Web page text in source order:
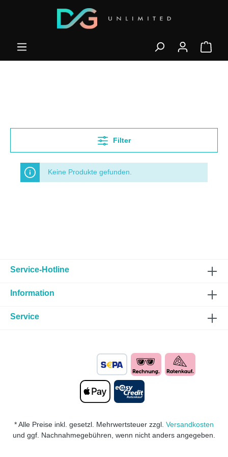
Filter
Keine Produkte gefunden.
Service-Hotline
Information
Service
* Alle Preise inkl. gesetzl. Mehrwertsteuer zzgl. Versandkosten
und ggf. Nachnahmegebühren, wenn nicht anders angegeben.